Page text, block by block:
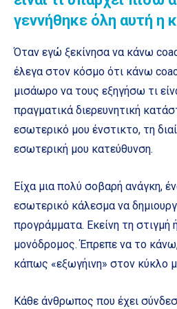
γεννήθηκε όλη αυτή η
Όταν εγώ ξεκίνησα να κάνω
έλεγα στον κόσμο ότι κάνω
μισάωρο να τους εξηγήσω τι
πραγματικά διερευνητική
εσωτερικό μου ένστικτο, τη
εσωτερική μου κατεύθυνση.
Είχα μια πολύ σοβαρή ανάγκη,
εσωτερικό κάλεσμα να
προγράμματα. Εκείνη τη στιγμή
μονόδρομος. Έπρεπε να το
κάπως «εξωγήινη» στον κύκλο
Κάθε άνθρωπος που έχει